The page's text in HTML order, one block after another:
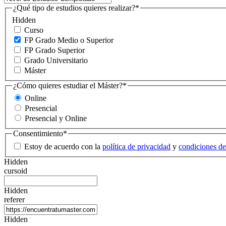
Hidden
¿Qué tipo de estudios quieres realizar?*
Curso
FP Grado Medio o Superior
FP Grado Superior
Grado Universitario
Máster
¿Cómo quieres estudiar el Máster?*
Online
Presencial
Presencial y Online
Consentimiento*
Estoy de acuerdo con la política de privacidad y condiciones
Hidden
cursoid
Hidden
referer
Hidden